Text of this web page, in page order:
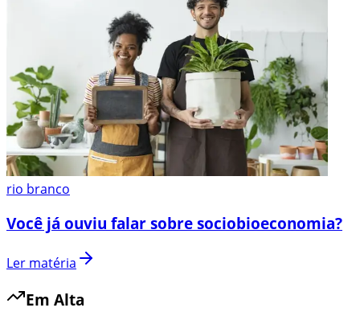
rio branco
Você já ouviu falar sobre sociobioeconomia?
Ler matéria
Em Alta